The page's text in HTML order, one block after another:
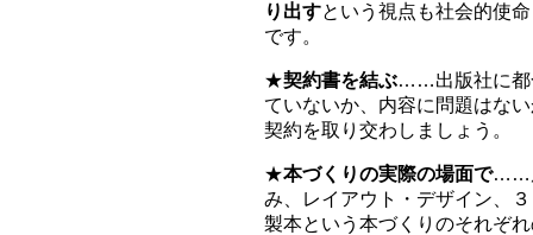
り出すという視点も社会的使
です。
★契約書を結ぶ……出版社に都
ていないか、内容に問題はな
契約を取り交わしましょう。
★本づくりの実際の場面で……
み、レイアウト・デザイン、
製本という本づくりのそれぞ